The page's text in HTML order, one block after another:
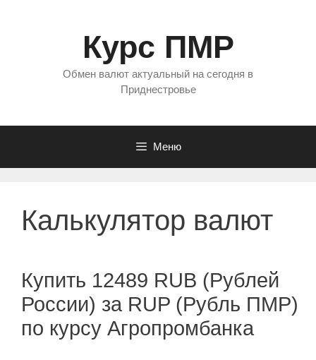
Курс ПМР
Обмен валют актуальный на сегодня в
Приднестровье
Меню
Калькулятор валют
Купить 12489 RUB (Рублей
России) за RUP (Рубль ПМР)
по курсу Агропромбанка